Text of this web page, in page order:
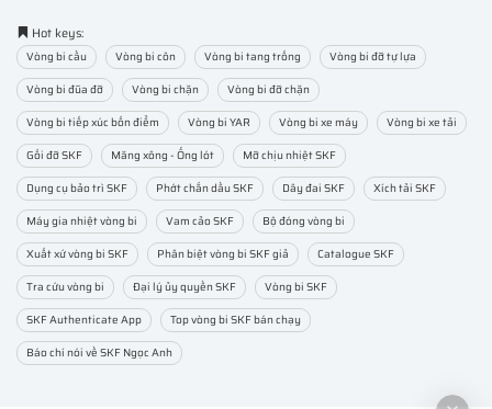
Hot keys:
Vòng bi cầu Vòng bi côn Vòng bi tang trống
Vòng bi đỡ tự lựa
Vòng bi đũa đỡ
Vòng bi chặn
Vòng bi đỡ chặn
Vòng bi tiếp xúc bốn điểm
Vòng bi YAR Vòng bi xe máy
Vòng bi xe tải
Gối đỡ SKF
Măng xông - Ống lót
Mỡ chịu nhiệt SKF
Dụng cụ bảo trì SKF
Phớt chắn dầu SKF Dây đai SKF
Xích tải SKF
Máy gia nhiệt vòng bi
Vam cảo SKF
Bộ đóng vòng bi
Xuất xứ vòng bi SKF
Phân biệt vòng bi SKF giả
Catalogue SKF
Tra cứu vòng bi
Đại lý ủy quyền SKF
Vòng bi SKF
SKF Authenticate App
Top vòng bi SKF bán chạy
Báo chí nói về SKF Ngọc Anh